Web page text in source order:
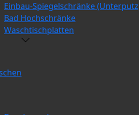
Einbau-Spiegelschränke
Bad Hochschränke
Waschtischplatten